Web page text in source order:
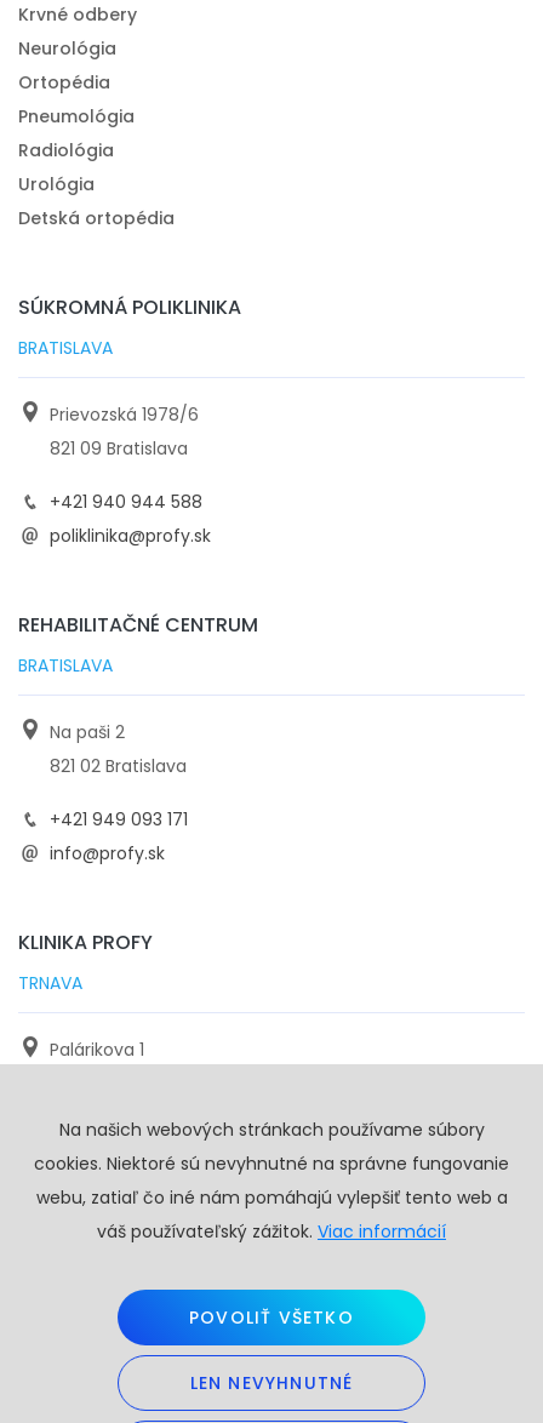
Krvné odbery
Neurológia
Ortopédia
Pneumológia
Radiológia
Urológia
Detská ortopédia
SÚKROMNÁ POLIKLINIKA
BRATISLAVA
Prievozská 1978/6
821 09 Bratislava
+421 940 944 588
poliklinika@profy.sk
REHABILITAČNÉ CENTRUM
BRATISLAVA
Na paši 2
821 02 Bratislava
+421 949 093 171
info@profy.sk
KLINIKA PROFY
TRNAVA
Palárikova 1
+421 905 117 923
info@profy.sk
Copyright © 2026. Všetky práva vyhradené.
Na našich webových stránkach používame súbory
cookies. Niektoré sú nevyhnutné na správne fungovanie
webu, zatiaľ čo iné nám pomáhajú vylepšiť tento web a
váš používateľský zážitok. Viac informácií
LEN NEVYHNUTNÉ
POVOLIŤ VŠETKO